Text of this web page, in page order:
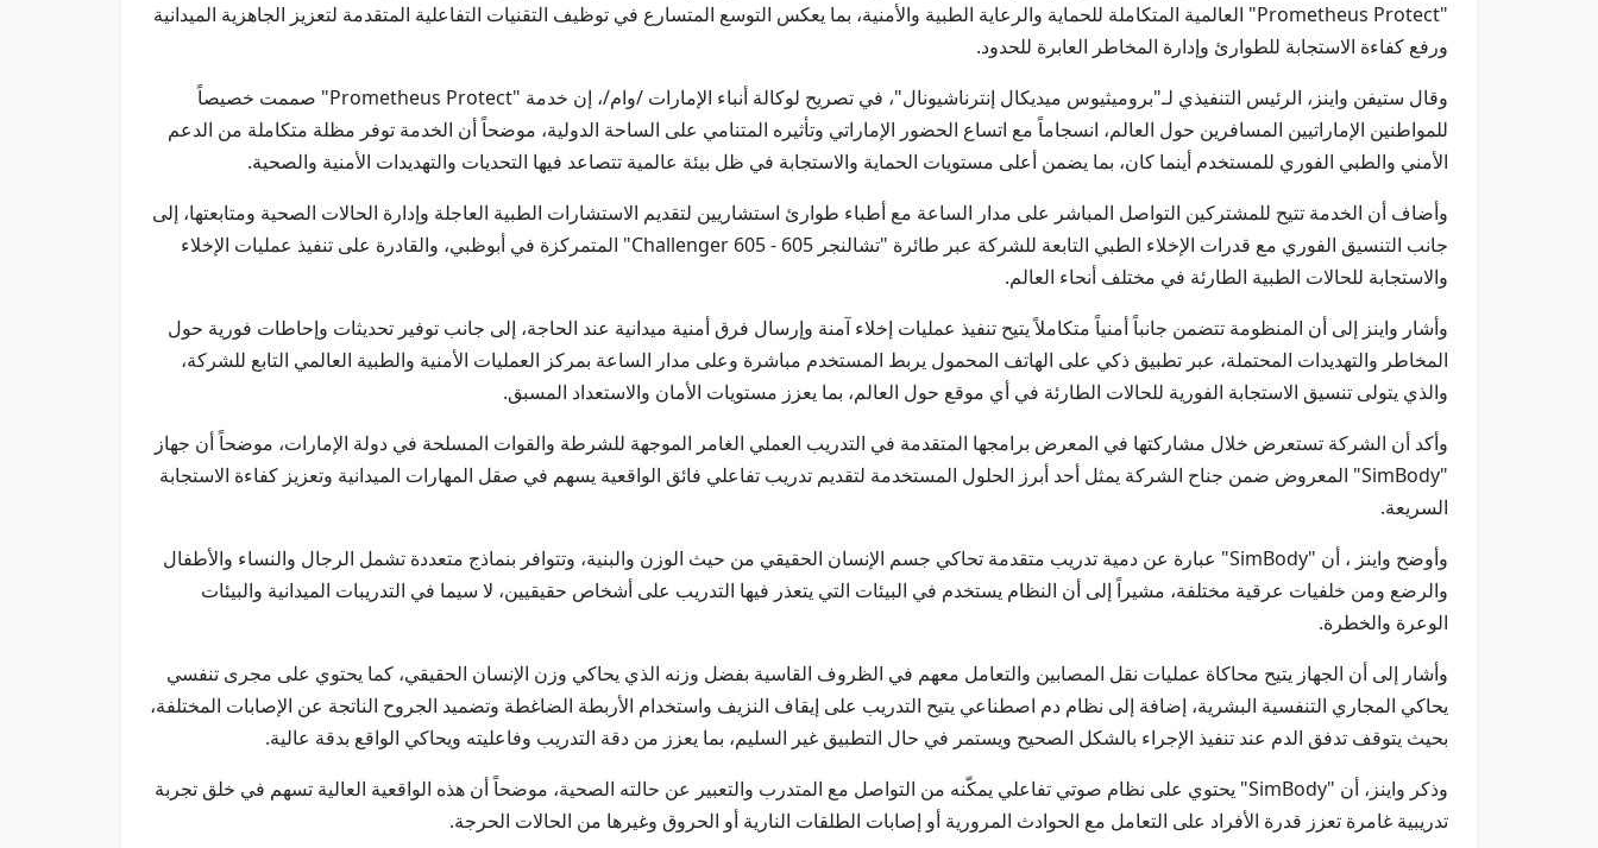
"Prometheus Protect" العالمية المتكاملة للحماية والرعاية الطبية والأمنية، بما يعكس التوسع المتسارع في توظيف التقنيات التفاعلية المتقدمة لتعزيز الجاهزية الميدانية
ورفع كفاءة الاستجابة للطوارئ وإدارة المخاطر العابرة للحدود.
وقال ستيفن واينز، الرئيس التنفيذي لـ"بروميثيوس ميديكال إنترناشيونال"، في تصريح لوكالة أنباء الإمارات /وام/، إن خدمة "Prometheus Protect" صممت خصيصاً
للمواطنين الإماراتيين المسافرين حول العالم، انسجاماً مع اتساع الحضور الإماراتي وتأثيره المتنامي على الساحة الدولية، موضحاً أن الخدمة توفر مظلة متكاملة من الدعم
الأمني والطبي الفوري للمستخدم أينما كان، بما يضمن أعلى مستويات الحماية والاستجابة في ظل بيئة عالمية تتصاعد فيها التحديات والتهديدات الأمنية والصحية.
وأضاف أن الخدمة تتيح للمشتركين التواصل المباشر على مدار الساعة مع أطباء طوارئ استشاريين لتقديم الاستشارات الطبية العاجلة وإدارة الحالات الصحية ومتابعتها، إلى
جانب التنسيق الفوري مع قدرات الإخلاء الطبي التابعة للشركة عبر طائرة "تشالنجر 605 - Challenger 605" المتمركزة في أبوظبي، والقادرة على تنفيذ عمليات الإخلاء
والاستجابة للحالات الطبية الطارئة في مختلف أنحاء العالم.
وأشار واينز إلى أن المنظومة تتضمن جانباً أمنياً متكاملاً يتيح تنفيذ عمليات إخلاء آمنة وإرسال فرق أمنية ميدانية عند الحاجة، إلى جانب توفير تحديثات وإحاطات فورية حول
المخاطر والتهديدات المحتملة، عبر تطبيق ذكي على الهاتف المحمول يربط المستخدم مباشرة وعلى مدار الساعة بمركز العمليات الأمنية والطبية العالمي التابع للشركة،
والذي يتولى تنسيق الاستجابة الفورية للحالات الطارئة في أي موقع حول العالم، بما يعزز مستويات الأمان والاستعداد المسبق.
وأكد أن الشركة تستعرض خلال مشاركتها في المعرض برامجها المتقدمة في التدريب العملي الغامر الموجهة للشرطة والقوات المسلحة في دولة الإمارات، موضحاً أن جهاز
"SimBody" المعروض ضمن جناح الشركة يمثل أحد أبرز الحلول المستخدمة لتقديم تدريب تفاعلي فائق الواقعية يسهم في صقل المهارات الميدانية وتعزيز كفاءة الاستجابة
السريعة.
وأوضح واينز ، أن "SimBody" عبارة عن دمية تدريب متقدمة تحاكي جسم الإنسان الحقيقي من حيث الوزن والبنية، وتتوافر بنماذج متعددة تشمل الرجال والنساء والأطفال
والرضع ومن خلفيات عرقية مختلفة، مشيراً إلى أن النظام يستخدم في البيئات التي يتعذر فيها التدريب على أشخاص حقيقيين، لا سيما في التدريبات الميدانية والبيئات
الوعرة والخطرة.
وأشار إلى أن الجهاز يتيح محاكاة عمليات نقل المصابين والتعامل معهم في الظروف القاسية بفضل وزنه الذي يحاكي وزن الإنسان الحقيقي، كما يحتوي على مجرى تنفسي
يحاكي المجاري التنفسية البشرية، إضافة إلى نظام دم اصطناعي يتيح التدريب على إيقاف النزيف واستخدام الأربطة الضاغطة وتضميد الجروح الناتجة عن الإصابات المختلفة،
بحيث يتوقف تدفق الدم عند تنفيذ الإجراء بالشكل الصحيح ويستمر في حال التطبيق غير السليم، بما يعزز من دقة التدريب وفاعليته ويحاكي الواقع بدقة عالية.
وذكر واينز، أن "SimBody" يحتوي على نظام صوتي تفاعلي يمكّنه من التواصل مع المتدرب والتعبير عن حالته الصحية، موضحاً أن هذه الواقعية العالية تسهم في خلق تجربة
تدريبية غامرة تعزز قدرة الأفراد على التعامل مع الحوادث المرورية أو إصابات الطلقات النارية أو الحروق وغيرها من الحالات الحرجة.